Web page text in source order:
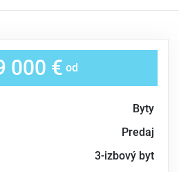
000 € od
Byty
Predaj
3-izbový byt